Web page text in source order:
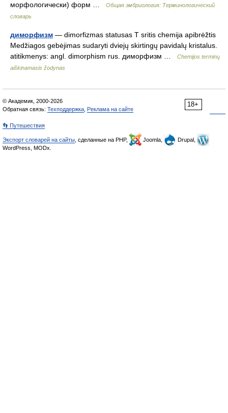
морфологически) форм …
Общая эмбриология: Терминологический
словарь
диморфизм — dimorfizmas statusas T sritis chemija apibrėžtis
Medžiagos gebėjimas sudaryti dviejų skirtingų pavidalų kristalus.
atitikmenys: angl. dimorphism rus. диморфизм …
Chemijos terminų
aiškinamasis žodynas
18+
© Академик, 2000-2026
Обратная связь: Техподдержка Реклама на сайте
👣 Путешествия
Экспорт словарей на сайты , сделанные на PHP, Joomla,
Drupal,
WordPress, MODx.